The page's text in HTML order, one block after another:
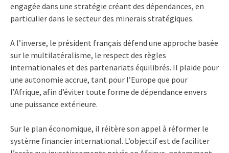
engagée dans une stratégie créant des dépendances, en
particulier dans le secteur des minerais stratégiques.
A l’inverse, le président français défend une approche basée
sur le multilatéralisme, le respect des règles
internationales et des partenariats équilibrés. Il plaide pour
une autonomie accrue, tant pour l’Europe que pour
l’Afrique, afin d’éviter toute forme de dépendance envers
une puissance extérieure.
Sur le plan économique, il réitère son appel à réformer le
système financier international. L’objectif est de faciliter